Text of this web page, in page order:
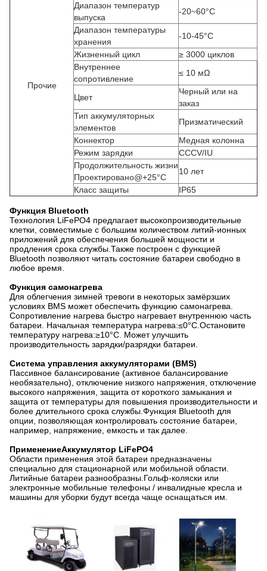
Прочие
Диапазон температур
выпуска
-20~60°C
Диапазон температуры
хранения
-10-45°С
Жизненный цикл
≥ 3000 циклов
Внутреннее
сопротивление
≤ 10 мΩ
Цвет
Черный или на
заказ
Тип аккумуляторных
элементов
Призматический
Коннектор
Медная колонна
Режим зарядки
CCCV/IU
Продолжительность жизни
Проектировано@+25°C
10 лет
Класс защиты
IP65
Функция Bluetooth
Технология LiFePO4 предлагает высокопроизводительные
клетки, совместимые с большим количеством литий-ионных
приложений для обеспечения большей мощности и
продления срока службы.Также построен с функцией
Bluetooth позволяют читать состояние батареи свободно в
любое время.
Функция самонагрева
Для облегчения зимней тревоги в некоторых замёрзших
условиях BMS может обеспечить функцию самонагрева.
Сопротивление нагрева быстро нагревает внутреннюю часть
батареи. Начальная температура нагрева:≤0°C.Остановите
температуру нагрева:≥10°C. Может улучшить
производительность зарядки/разрядки батареи.
Система управления аккумуляторами (BMS)
Пассивное балансирование (активное балансирование
необязательно), отключение низкого напряжения, отключение
высокого напряжения, защита от короткого замыкания и
защита от температуры для повышения производительности и
более длительного срока службы.Функция Bluetooth для
опции, позволяющая контролировать состояние батареи,
например, напряжение, емкость и так далее.
ПрименениеАккумулятор LiFePO4
Области применения этой батареи предназначены
специально для стационарной или мобильной области.
Литийные батареи разнообразны.Гольф-коляски или
электронные мобильные телефоны / инвалидные кресла и
машины для уборки будут всегда чаще оснащаться им.